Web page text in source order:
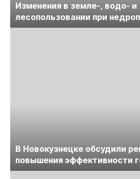
Изменения в земле-, водо- и
лесопользовании при
обсудят на семинаре
В Новокузнецке обсудили
повышения эффективности
предприятий